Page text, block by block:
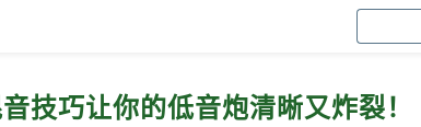
技巧让你的低音炮清晰又炸裂！